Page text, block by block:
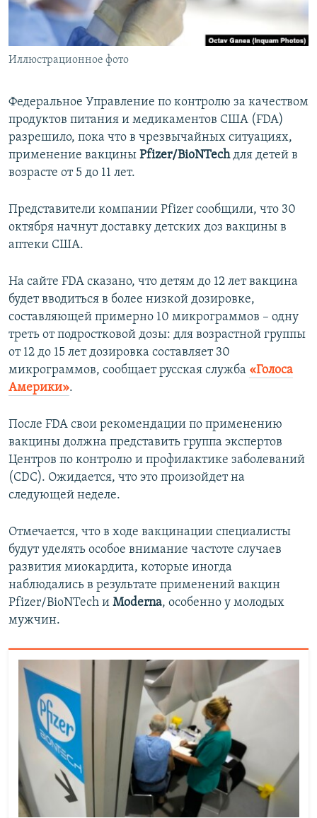
ПОБЕДИТЕЛЕЙ НЕ СУДЯТ?
КРЫМ.НЕПОКОРЕННЫЙ
ELIFBE
ПРИСОЕДИНЯЙТЕСЬ!
Все сайты RFE/RL
Иллюстрационное фото
Федеральное Управление по контролю за качеством
продуктов питания и медикаментов США (FDA)
разрешило, пока что в чрезвычайных ситуациях,
применение вакцины Pfizer/BioNTechдля детей в
возрасте от 5 до 11 лет.
Представители компании Pfizer сообщили, что 30
октября начнут доставку детских доз вакцины в
аптеки США.
На сайте FDA сказано, что детям до 12 лет вакцина
будет вводиться в более низкой дозировке,
составляющей примерно 10 микрограммов – одну
треть от подростковой дозы: для возрастной группы
от 12 до 15 лет дозировка составляет 30
микрограммов, сообщает русская служба «Голоса
Америки».
После FDA свои рекомендации по применению
вакцины должна представить группа экспертов
Центров по контролю и профилактике заболеваний
(CDC). Ожидается, что это произойдет на
следующей неделе.
Отмечается, что в ходе вакцинации специалисты
будут уделять особое внимание частоте случаев
развития миокардита, которые иногда
наблюдались в результате применений вакцин
Pfizer/BioNTech и Moderna, особенно у молодых
мужчин.